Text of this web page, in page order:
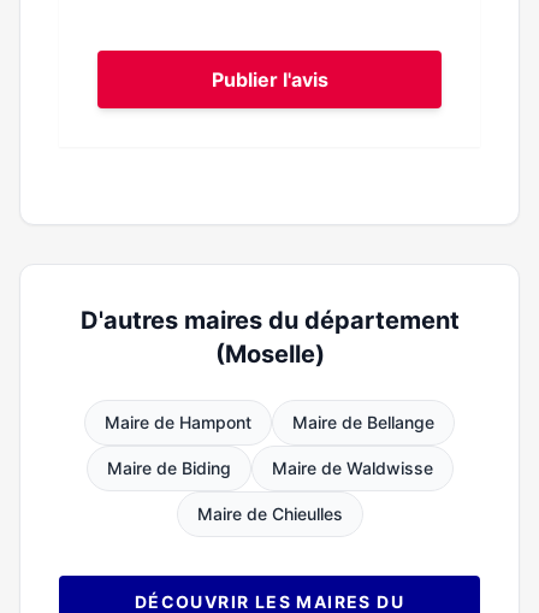
Publier l'avis
D'autres maires du département
(Moselle)
Maire de Hampont Maire de Bellange
Maire de Biding Maire de Waldwisse
Maire de Chieulles
DÉCOUVRIR LES MAIRES DU